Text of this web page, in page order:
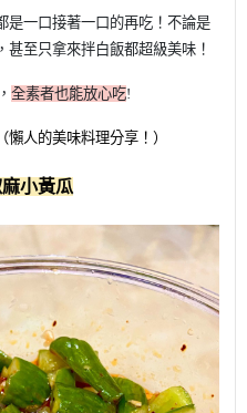
是一口接著一口的再吃！不論是
至只拿來拌白飯都超級美味！
全素者也能放心吃!
人的美味料理分享！）
小黃瓜